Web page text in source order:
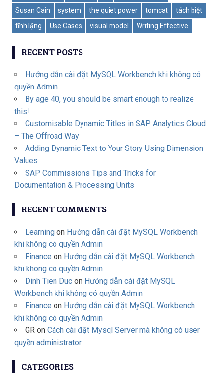
Susan Cain system the quiet power tomcat
tách biệt
tĩnh lặng
Use Cases visual model Writing Effective
RECENT POSTS
Hướng dẫn cài đặt MySQL Workbench khi không có
quyền Admin
By age 40, you should be smart enough to realize
this!
Customisable Dynamic Titles in SAP Analytics Cloud
– The Offroad Way
Adding Dynamic Text to Your Story Using Dimension
Values
SAP Commissions Tips and Tricks for
Documentation & Processing Units
RECENT COMMENTS
Learningon Hướng dẫn cài đặt MySQL Workbench
khi không có quyền Admin
Finance on Hướng dẫn cài đặt MySQL Workbench
khi không có quyền Admin
Dinh Tien Ducon Hướng dẫn cài đặt MySQL
Workbench khi không có quyền Admin
Finance on Hướng dẫn cài đặt MySQL Workbench
khi không có quyền Admin
GRon Cách cài đặt Mysql Server mà không có user
quyền administrator
CATEGORIES